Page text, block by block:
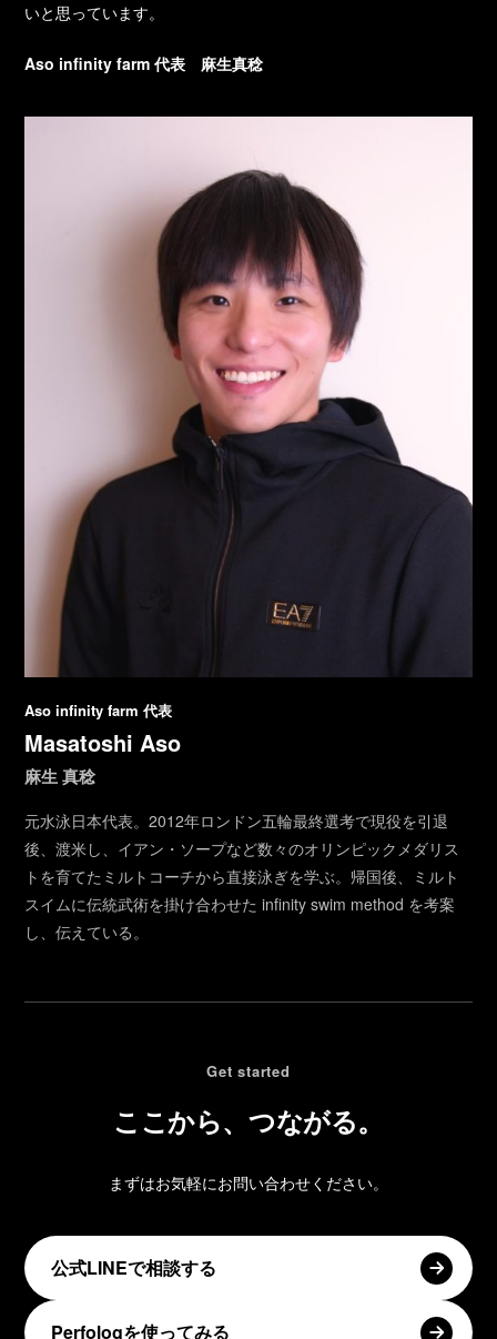
いと思っています。
Aso infinity farm 代表 麻生真稔
Aso infinity farm 代表
Masatoshi Aso
麻生 真稔
元水泳日本代表。2012年ロンドン五輪最終選考で現役を引退
後、渡米し、イアン・ソープなど数々のオリンピックメダリス
トを育てたミルトコーチから直接泳ぎを学ぶ。帰国後、ミルト
スイムに伝統武術を掛け合わせた infinity swim method を考案
し、伝えている。
Get started
ここから、つながる。
まずはお気軽にお問い合わせください。
公式LINEで相談する
Perfologを使ってみる